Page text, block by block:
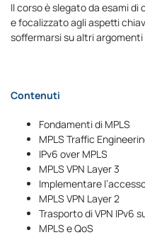
Il corso è slegato da esami
e focalizzato agli aspetti
soffermarsi su altri argomenti
Contenuti
Fondamenti di MPLS
MPLS Traffic
IPv6 over MPLS
MPLS VPN Layer 3
Implementare
MPLS VPN Layer 2
Trasporto di VPN IPv6
MPLS e QoS